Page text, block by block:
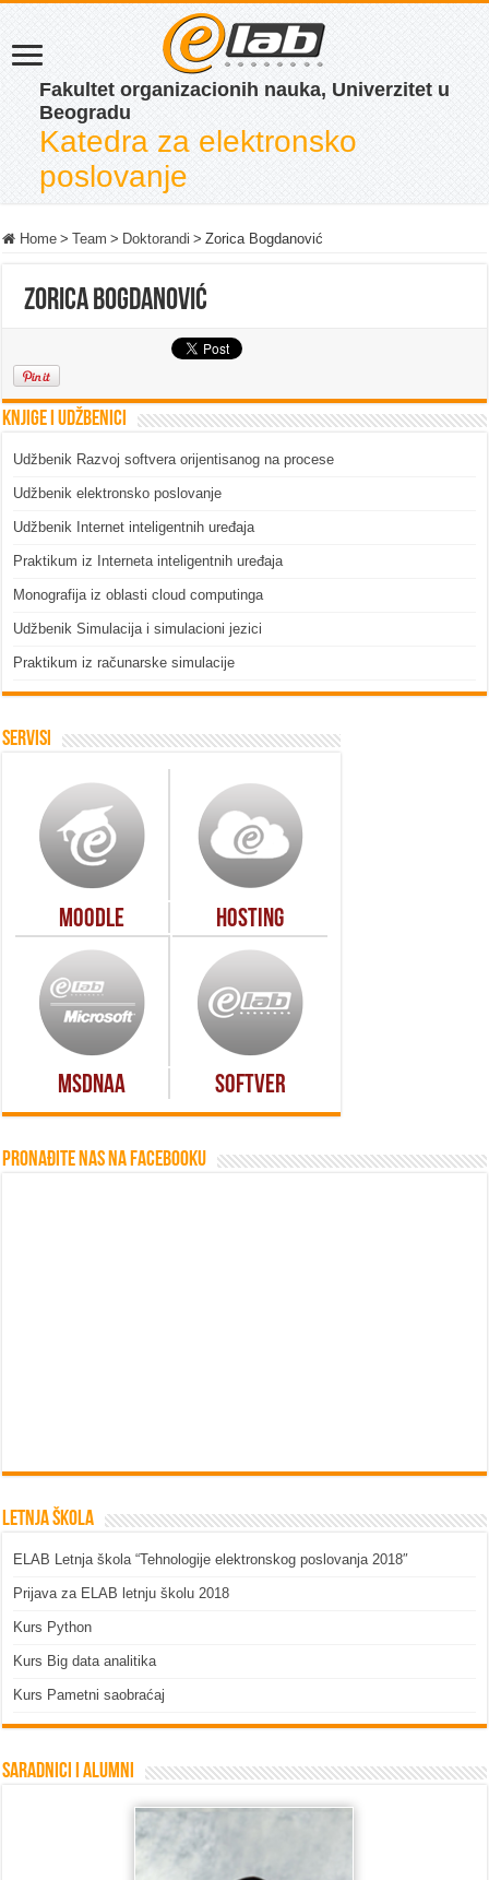
Fakultet organizacionih nauka, Univerzitet u
Beogradu
Katedra za elektronsko
poslovanje
Home > Team > Doktorandi > Zorica Bogdanović
Zorica Bogdanović
Knjige i udžbenici
Udžbenik Razvoj softvera orijentisanog na procese
Udžbenik elektronsko poslovanje
Udžbenik Internet inteligentnih uređaja
Praktikum iz Interneta inteligentnih uređaja
Monografija iz oblasti cloud computinga
Udžbenik Simulacija i simulacioni jezici
Praktikum iz računarske simulacije
Servisi
Moodle Hosting
MSDNAA Softver
Pronađite nas na Facebooku
Letnja škola
ELAB Letnja škola “Tehnologije elektronskog poslovanja 2018″
Prijava za ELAB letnju školu 2018
Kurs Python
Kurs Big data analitika
Kurs Pametni saobraćaj
Saradnici i Alumni